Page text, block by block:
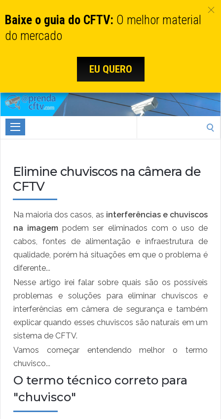
Aprenda
CTFV.com
Elimine chuviscos na câmera de
CFTV
Na maioria dos casos, as interferências e chuviscos
na imagempodem ser eliminados com o uso de
cabos, fontes de alimentação e infraestrutura de
qualidade, porém há situações em que o problema é
diferente...
Nesse artigo irei falar sobre quais são os possíveis
problemas e soluções para eliminar chuviscos e
interferências em câmera de segurança e também
explicar quando esses chuviscos são naturais em um
sistema de CFTV.
Vamos começar entendendo melhor o termo
chuvisco...
O termo técnico correto para
"chuvisco"
Baixe o guia do CFTV: O melhor material
do mercado
EU QUERO